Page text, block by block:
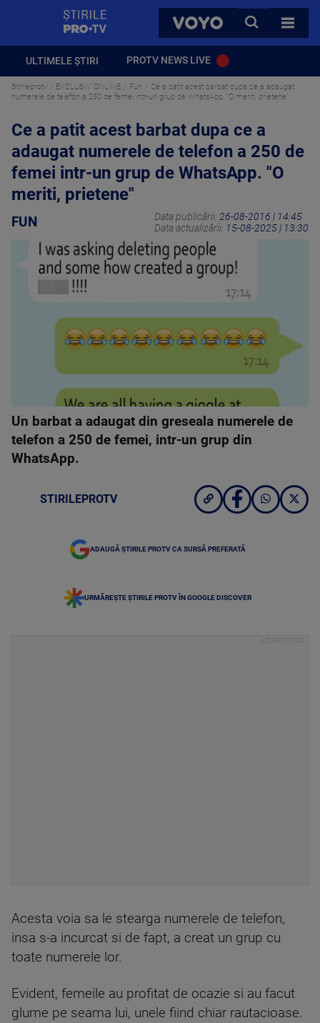
VOYO
CAUTA
TOATE
ULTIMELE ȘTIRI PROTV NEWS LIVE
Stirileprotv EXCLUSIV ONLINE Fun
Ce a patit acest barbat dupa ce a adaugat
numerele de telefon a 250 de femei intr-un grup de WhatsApp. "O meriti, prietene"
Ce a patit acest barbat dupa ce a
adaugat numerele de telefon a 250 de
femei intr-un grup de WhatsApp. "O
meriti, prietene"
FUN Data publicării: 26-08-2016 | 14:45
Data actualizării: 15-08-2025 | 13:30
Un barbat a adaugat din greseala numerele de
telefon a 250 de femei, intr-un grup din
WhatsApp.
STIRILEPROTV
ADAUGĂ ȘTIRILE PROTV CA SURSĂ PREFERATĂ
URMĂREȘTE ȘTIRILE PROTV ÎN GOOGLE DISCOVER
Acesta voia sa le stearga numerele de telefon,
insa s-a incurcat si de fapt, a creat un grup cu
toate numerele lor.
Evident, femeile au profitat de ocazie si au facut
glume pe seama lui, unele fiind chiar rautacioase.